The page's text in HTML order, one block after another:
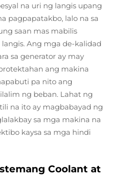
na uri ng langis upang
pagpapatakbo, lalo na sa
saan mas mabilis
Ang mga de-kalidad
sa generator ay may
ang makina
pa nito ang
ng beban. Lahat ng
na ito ay magbabayad ng
sa mga makina na
kaysa sa mga hindi
Coolant at